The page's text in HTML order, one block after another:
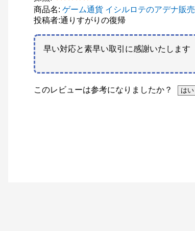
商品名: ゲーム通貨 イシルロテのアデナ販売
投稿者:通りすがりの復帰
早い対応と素早い取引に感謝いたします
このレビューは参考になりましたか？